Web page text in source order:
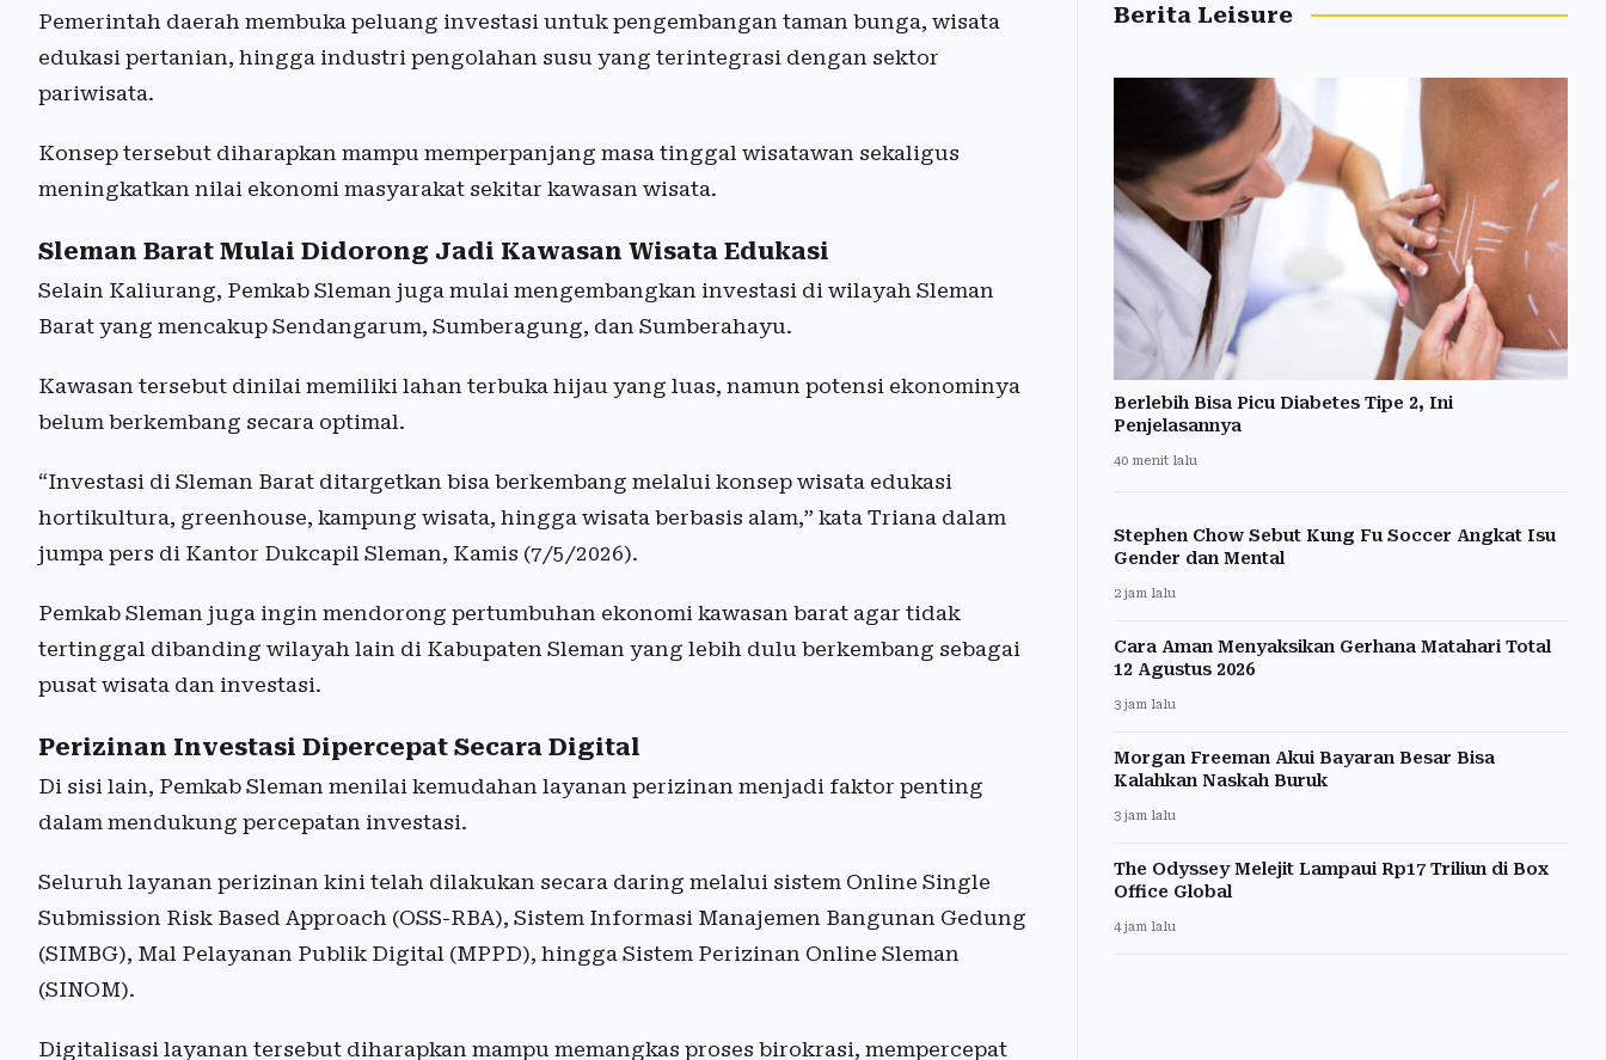
Pemerintah daerah membuka peluang investasi untuk pengembangan taman bunga, wisata
edukasi pertanian, hingga industri pengolahan susu yang terintegrasi dengan sektor
pariwisata.
Konsep tersebut diharapkan mampu memperpanjang masa tinggal wisatawan sekaligus
meningkatkan nilai ekonomi masyarakat sekitar kawasan wisata.
Sleman Barat Mulai Didorong Jadi Kawasan Wisata Edukasi
Selain Kaliurang, Pemkab Sleman juga mulai mengembangkan investasi di wilayah Sleman
Barat yang mencakup Sendangarum, Sumberagung, dan Sumberahayu.
Kawasan tersebut dinilai memiliki lahan terbuka hijau yang luas, namun potensi ekonominya
belum berkembang secara optimal.
“Investasi di Sleman Barat ditargetkan bisa berkembang melalui konsep wisata edukasi
hortikultura, greenhouse, kampung wisata, hingga wisata berbasis alam,” kata Triana dalam
jumpa pers di Kantor Dukcapil Sleman, Kamis (7/5/2026).
Pemkab Sleman juga ingin mendorong pertumbuhan ekonomi kawasan barat agar tidak
tertinggal dibanding wilayah lain di Kabupaten Sleman yang lebih dulu berkembang sebagai
pusat wisata dan investasi.
Perizinan Investasi Dipercepat Secara Digital
Di sisi lain, Pemkab Sleman menilai kemudahan layanan perizinan menjadi faktor penting
dalam mendukung percepatan investasi.
Seluruh layanan perizinan kini telah dilakukan secara daring melalui sistem Online Single
Submission Risk Based Approach (OSS-RBA), Sistem Informasi Manajemen Bangunan Gedung
(SIMBG), Mal Pelayanan Publik Digital (MPPD), hingga Sistem Perizinan Online Sleman
(SINOM).
Digitalisasi layanan tersebut diharapkan mampu memangkas proses birokrasi, mempercepat
Berita Leisure
Berlebih Bisa Picu Diabetes Tipe 2, Ini
Penjelasannya
40 menit lalu
Stephen Chow Sebut Kung Fu Soccer Angkat Isu
Gender dan Mental
2 jam lalu
Cara Aman Menyaksikan Gerhana Matahari Total
12 Agustus 2026
3 jam lalu
Morgan Freeman Akui Bayaran Besar Bisa
Kalahkan Naskah Buruk
3 jam lalu
The Odyssey Melejit Lampaui Rp17 Triliun di Box
Office Global
4 jam lalu